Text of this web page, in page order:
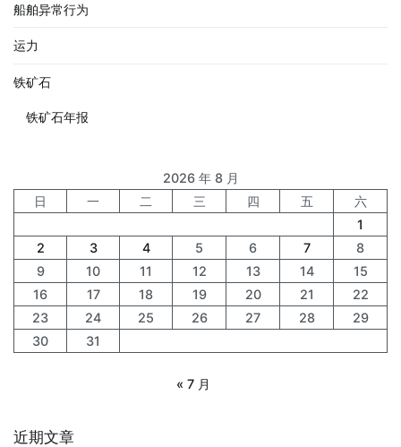
船舶异常行为
运力
铁矿石
铁矿石年报
2026 年 8 月
日
一 二 三 四 五
六
1
2
3 4 5 6 7
8
9
10 11 12 13 14
15
16
17 18 19 20 21
22
23
24 25 26 27 28
29
30
31
« 7 月
近期文章